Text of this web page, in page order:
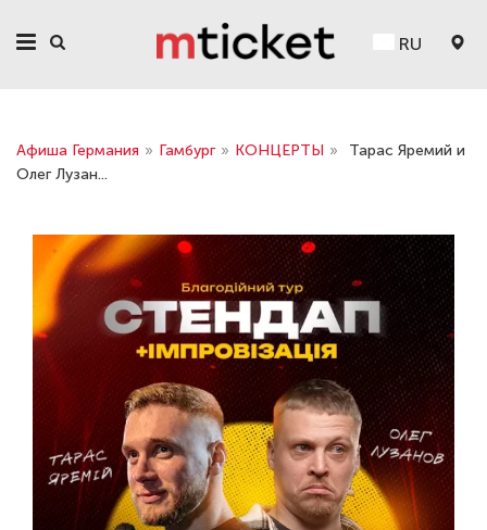
RU
Афиша Германия » Гамбург » КОНЦЕРТЫ »
Тарас Яремий и
Олег Лузан...